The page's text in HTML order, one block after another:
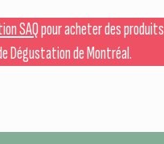
SAQpour acheter des produits
Dégustation de Montréal.